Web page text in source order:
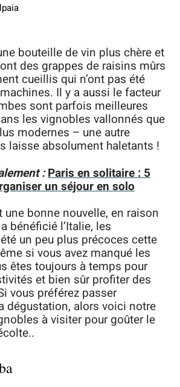
bouteille de vin plus chère et
des grappes de raisins mûrs
cueillis qui n’ont pas été
Il y a aussi le facteur
sont parfois meilleures
les vignobles vallonnés que
modernes – une autre
laisse absolument haletants !
: Paris en solitaire : 5
un séjour en solo
une bonne nouvelle, en raison
bénéficié l’Italie, les
un peu plus précoces cette
si vous avez manqué les
êtes toujours à temps pour
et bien sûr profiter des
vous préférez passer
dégustation, alors voici notre
à visiter pour goûter le